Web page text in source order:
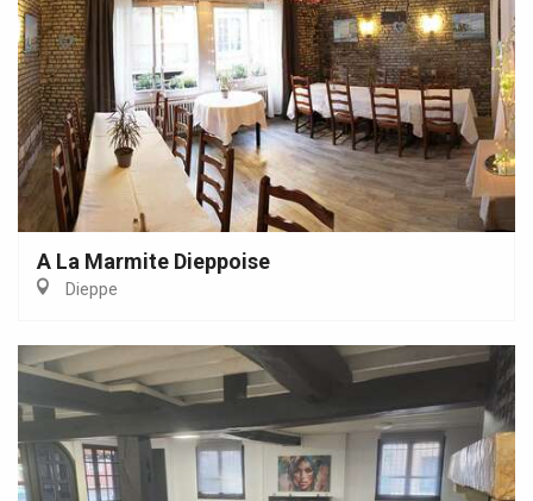
A La Marmite Dieppoise
Dieppe